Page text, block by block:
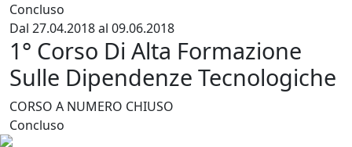
Concluso
Dal 27.04.2018 al 09.06.2018
1° Corso Di Alta Formazione
Sulle Dipendenze Tecnologiche
CORSO A NUMERO CHIUSO
Concluso